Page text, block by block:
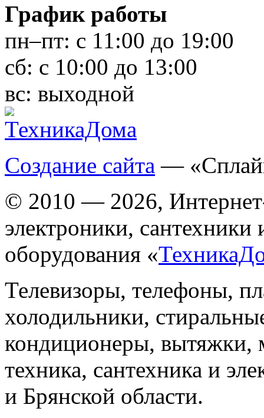
График работы
пн–пт: с 11:00 до 19:00
сб: с 10:00 до 13:00
вс: выходной
Создание сайта —
© 2010 — 2026,
электроники, сантехники
оборудования «
Телевизоры, телефоны,
холодильники,
кондиционеры, вытяжки,
техника, сантехника и
и Брянской области.